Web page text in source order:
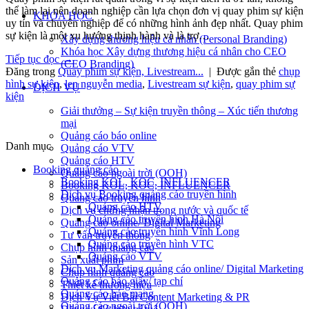
KHÓA HỌC
Xây dựng thương hiệu cá nhân (Personal Branding)
Khóa học Xây dựng thương hiệu cá nhân cho CEO
(CEO Branding)
DỊCH VỤ
Giải thưởng – Sự kiện truyền thông – Xúc tiến thương
mại
Quảng cáo báo online
Quảng cáo VTV
Quảng cáo HTV
Quảng cáo ngoài trời (OOH)
Booking KOL, KOC, INFLUENCER
Quảng cáo truyền hình
Dịch vụ chứng nhận trong nước và quốc tế
Quảng cáo online/ Digital Marketing
Tư vấn truyền thông
Chụp hình quảng cáo
Sản xuất phim
Chụp hình quảng cáo
Thiết kế thương hiệu
Dịch Vụ Viết Bài Content Marketing & PR
thể làm lại nên doanh nghiệp cần lựa chọn đơn vị quay phim sự kiện
uy tín và chuyên nghiệp để có những hình ảnh đẹp nhất. Quay phim
sự kiện là một xu hướng thịnh hành và là trợ…
Tiếp tục đọc→
Đăng trong Quay phim sự kiện, Livestream... | Được gắn thẻ chụp
hình sự kiện,len nguyễn media, Livestream sự kiện, quay phim sự
kiện
Danh mục
Booking quảng cáo
Booking KOL, KOC, INFLUENCER
Dịch vụ Booking quảng cáo truyền hình
Quảng cáo HTV
Quảng cáo truyền hình Hà Nội
Quảng cáo truyền hình Vĩnh Long
Quảng cáo truyền hình VTC
Quảng cáo VTV
Dịch vụ Marketing quảng cáo online/ Digital Marketing
Quảng cáo báo giấy/ tạp chí
Quảng cáo báo mạng
Quảng cáo ngoài trời (OOH)